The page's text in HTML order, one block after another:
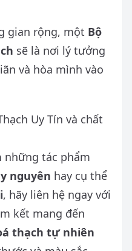
gian rộng, một Bộ
sẽ là nơi lý tưởng
và hòa mình vào
Uy Tín và chất
những tác phẩm
nguyên hay cụ thể
, hãy liên hệ ngay với
kết mang đến
thạch tự nhiên